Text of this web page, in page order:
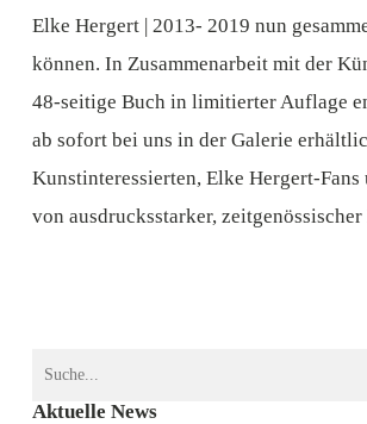
Elke Hergert | 2013- 2019 nun
können. In Zusammenarbeit mit der
48-seitige Buch in limitierter Auflage
ab sofort bei uns in der Galerie
Kunstinteressierten, Elke Hergert-Fans
von ausdrucksstarker, zeitgenössischer
Aktuelle News